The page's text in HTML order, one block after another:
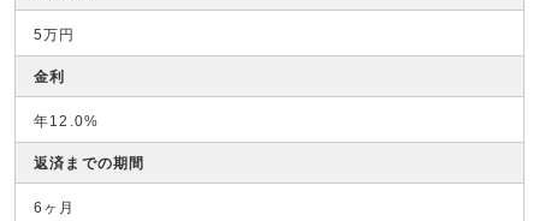
5万円
金利
年12.0%
返済までの期間
6ヶ月